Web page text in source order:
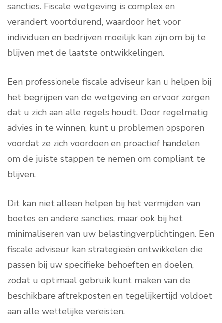
sancties. Fiscale wetgeving is complex en
verandert voortdurend, waardoor het voor
individuen en bedrijven moeilijk kan zijn om bij te
blijven met de laatste ontwikkelingen.
Een professionele fiscale adviseur kan u helpen bij
het begrijpen van de wetgeving en ervoor zorgen
dat u zich aan alle regels houdt. Door regelmatig
advies in te winnen, kunt u problemen opsporen
voordat ze zich voordoen en proactief handelen
om de juiste stappen te nemen om compliant te
blijven.
Dit kan niet alleen helpen bij het vermijden van
boetes en andere sancties, maar ook bij het
minimaliseren van uw belastingverplichtingen. Een
fiscale adviseur kan strategieën ontwikkelen die
passen bij uw specifieke behoeften en doelen,
zodat u optimaal gebruik kunt maken van de
beschikbare aftrekposten en tegelijkertijd voldoet
aan alle wettelijke vereisten.